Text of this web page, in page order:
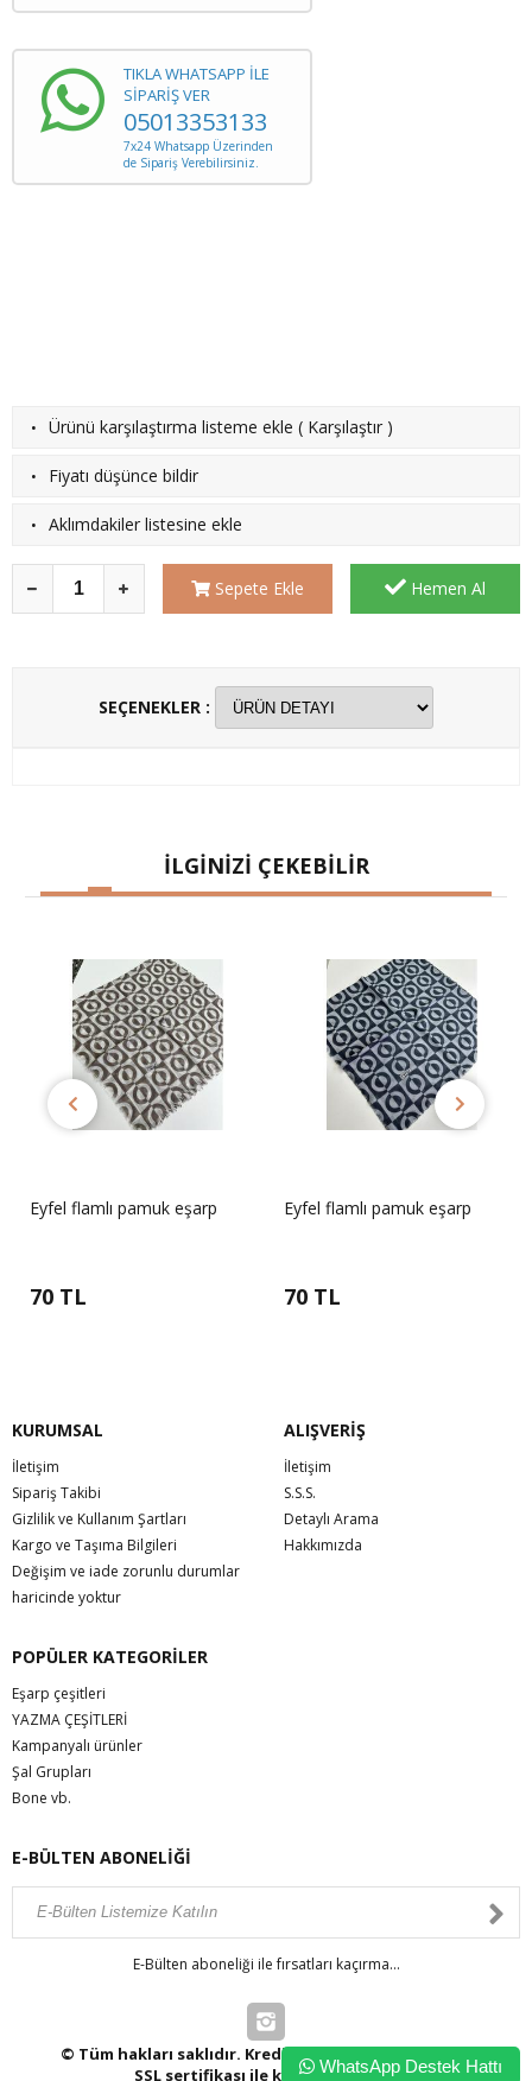
TIKLA WHATSAPP İLE
SİPARİŞ VER
05013353133
7x24 Whatsapp Üzerinden
de Sipariş Verebilirsiniz.
· Ürünü karşılaştırma listeme ekle ( Karşılaştır )
· Fiyatı düşünce bildir
· Aklımdakiler listesine ekle
Sepete Ekle Hemen Al
SEÇENEKLER :
İLGİNİZİ ÇEKEBİLİR
Eyfel flamlı pamuk eşarp
70 TL
Eyfel flamlı pamuk eşarp
70 TL
KURUMSAL
İletişim
Sipariş Takibi
Gizlilik ve Kullanım Şartları
Kargo ve Taşıma Bilgileri
Değişim ve iade zorunlu durumlar
haricinde yoktur
ALIŞVERİŞ
İletişim
S.S.S.
Detaylı Arama
Hakkımızda
POPÜLER KATEGORİLER
Eşarp çeşitleri
YAZMA ÇEŞİTLERİ
Kampanyalı ürünler
Şal Grupları
Bone vb.
E-BÜLTEN ABONELİĞİ
E-Bülten aboneliği ile fırsatları kaçırma...
© Tüm hakları saklıdır. Kredi kartı bilgileriniz 256bit
SSL sertifikası ile korunmaktadır.WhatsApp Destek Hattı